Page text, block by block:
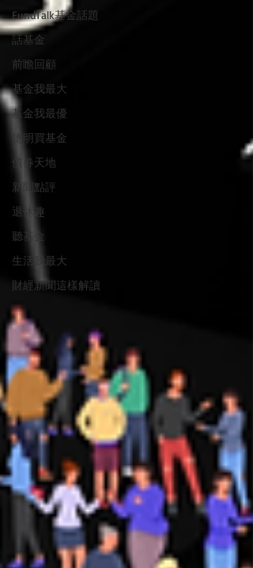
FundTalk基金話題
話基金
前瞻回顧
基金我最大
基金我最優
聰明買基金
債券天地
新聞點評
退休趣
聽基金
生活我最大
財經新聞這樣解讀